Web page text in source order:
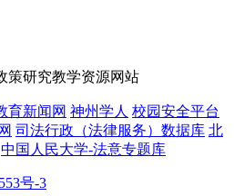
策研究教学资源网站
育新闻网 神州学人 校园安全平台
司法行政（法律服务）数据库 北
中国人民大学-法意专题库
号-3